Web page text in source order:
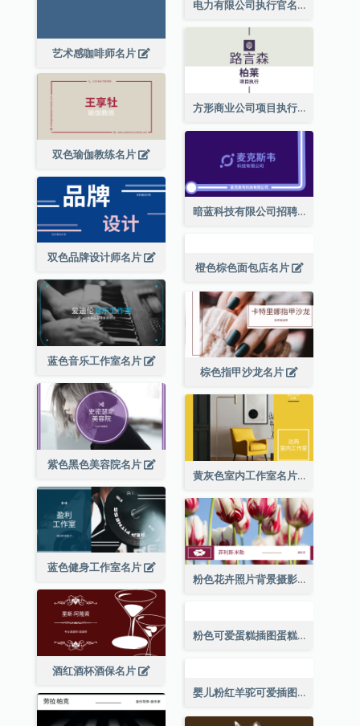
艺术感咖啡师名片
电力有限公司执行官名片
方形商业公司项目执行总监名片
双色瑜伽教练名片
暗蓝科技有限公司招聘经理名片
双色品牌设计师名片
橙色棕色面包店名片
蓝色音乐工作室名片
棕色指甲沙龙名片
紫色黑色美容院名片
黄灰色室内工作室名片
蓝色健身工作室名片
粉色花卉照片背景摄影师名片
酒红酒杯酒保名片
粉色可爱蛋糕插图蛋糕店名片